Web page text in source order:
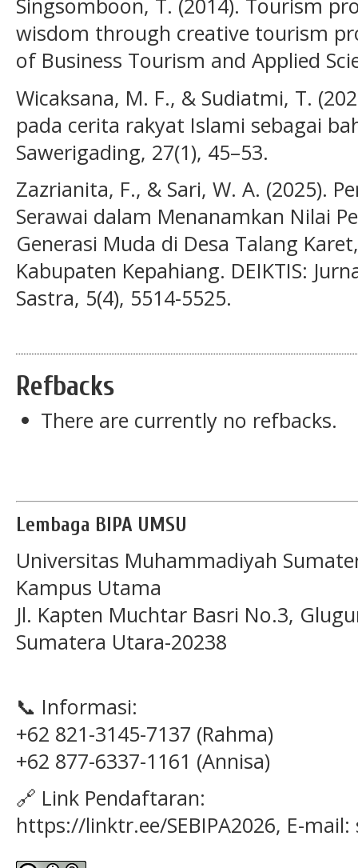
Singsomboon, T. (2014). Tourism
wisdom through creative tourism
of Business Tourism and Applied
Wicaksana, M. F., & Sudiatmi, T.
pada cerita rakyat Islami sebagai
Sawerigading, 27(1), 45–53.
Zazrianita, F., & Sari, W. A. (2025).
Serawai dalam Menanamkan Nilai
Generasi Muda di Desa Talang
Kabupaten Kepahiang. DEIKTIS:
Sastra, 5(4), 5514-5525.
Refbacks
There are currently no refbacks.
Lembaga BIPA UMSU
Universitas Muhammadiyah
Kampus Utama
Jl. Kapten Muchtar Basri No.3,
Sumatera Utara-20238
📞 Informasi:
+62 821-3145-7137 (Rahma)
+62 877-6337-1161 (Annisa)
🔗 Link Pendaftaran:
https://linktr.ee/SEBIPA2026, E-